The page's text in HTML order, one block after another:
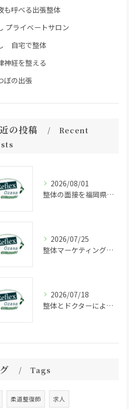
も呼べる出張整体
プライベートサロン
自宅で整体
神経を整える
ぼの出張
の投稿
Recent
2026/08/01
整体の面接を福岡県福岡市中央区長浜で受ける際に知っておきたいポイントと選考の流れ
2026/07/25
整体マーケティングの成功法則と集客力を高める最新戦略解説
2026/07/18
整体とドクターによる福岡県福岡市中央区大宮で受ける根本改善アプローチ徹底ガイド
Tags
柔道整復師 求人